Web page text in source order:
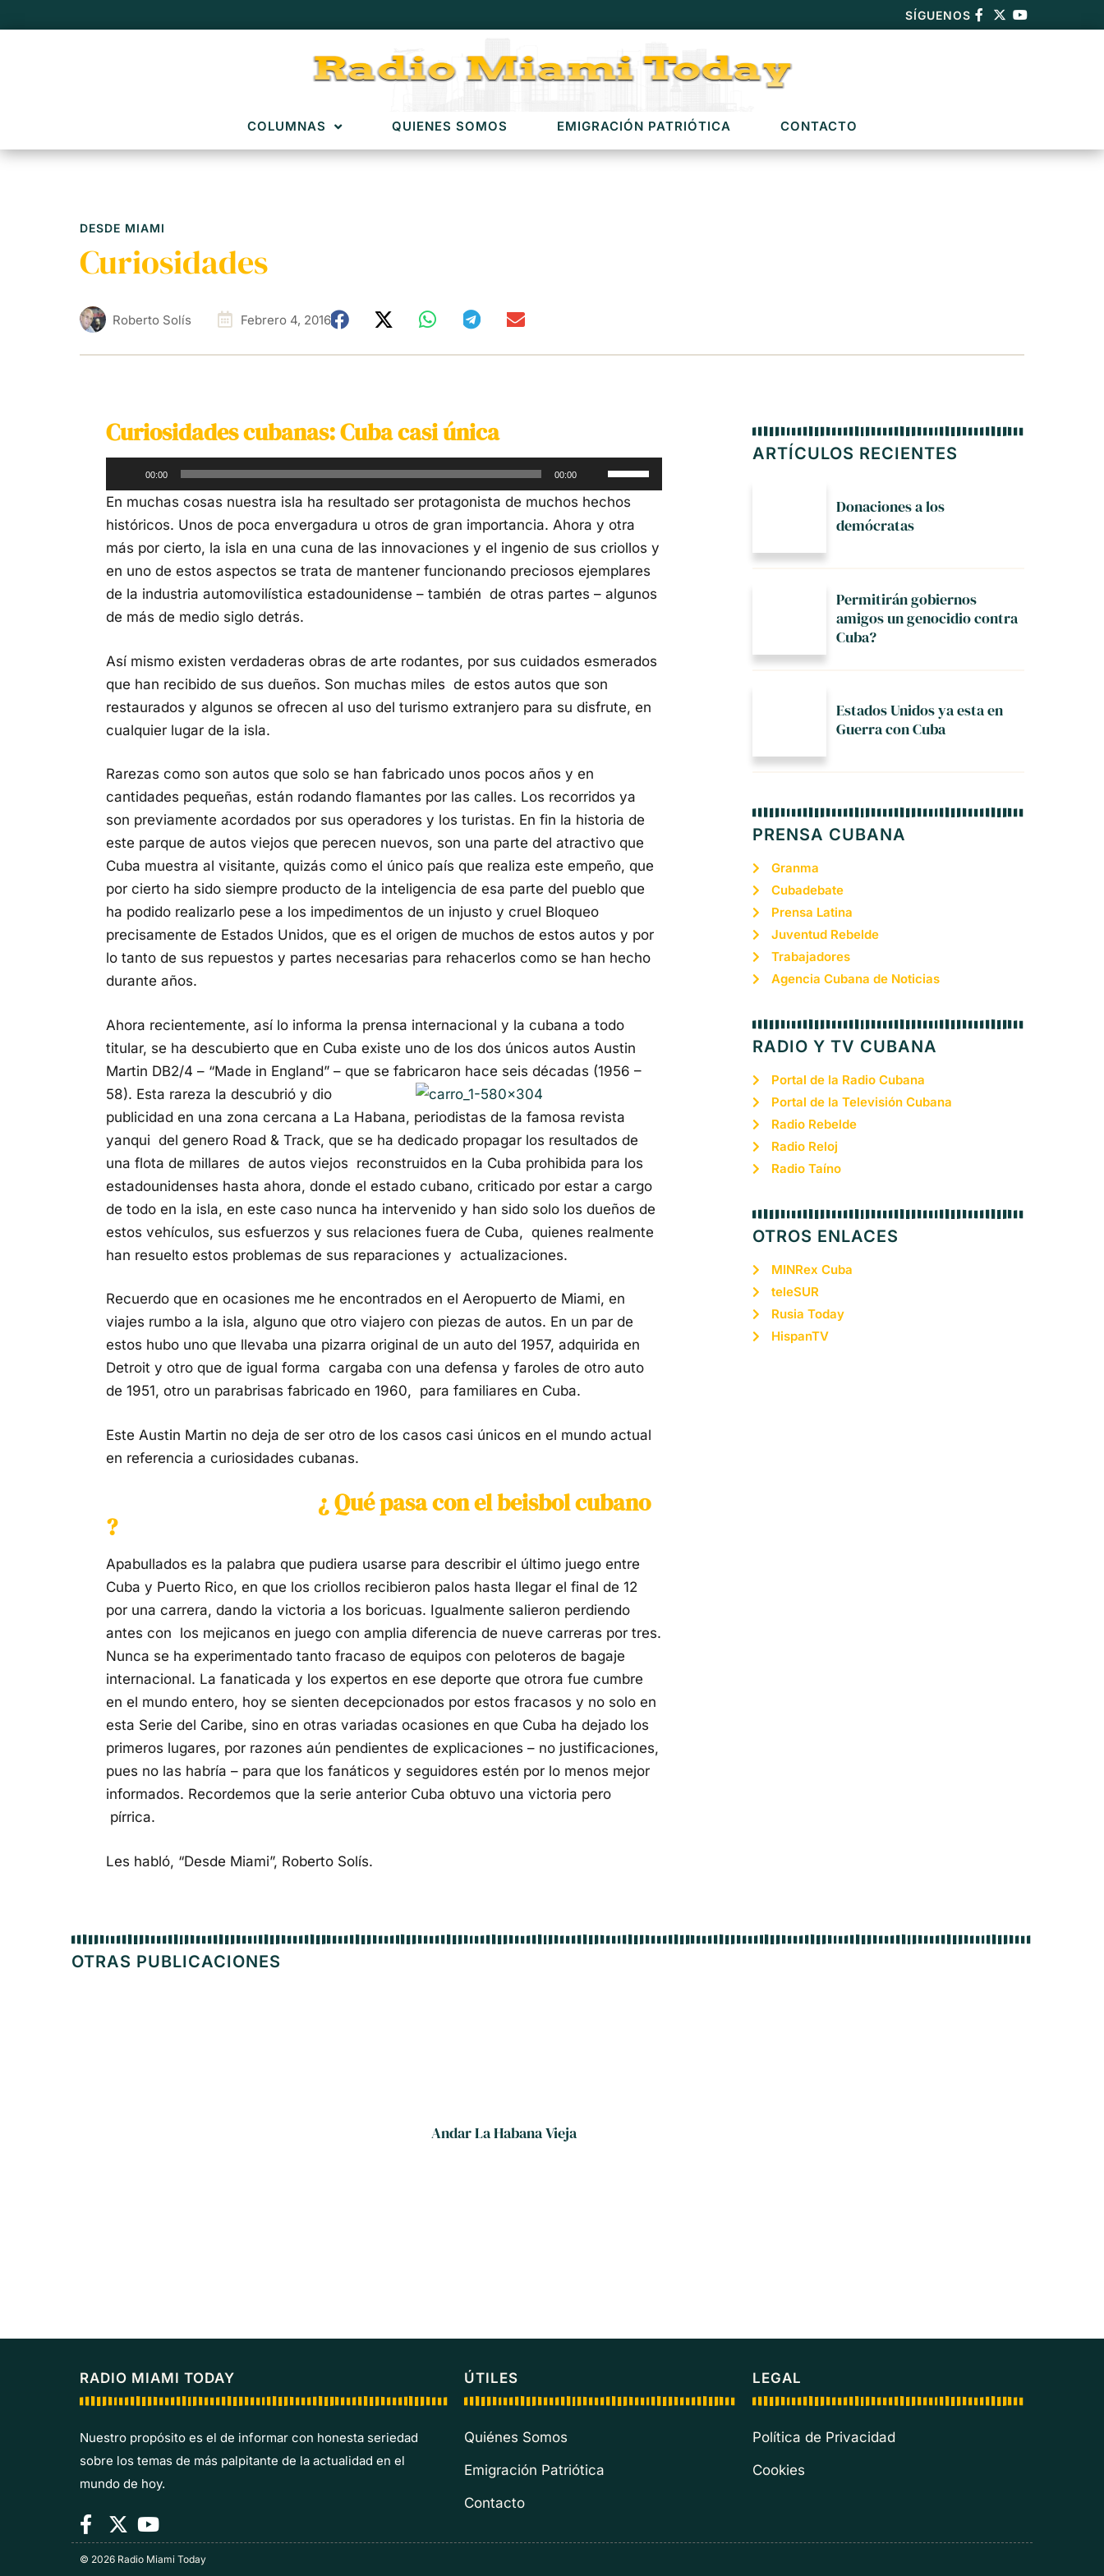
SÍGUENOS
COLUMNAS QUIENES SOMOS EMIGRACIÓN PATRIÓTICA CONTACTO
DESDE MIAMI
Curiosidades
Roberto Solís Febrero 4, 2016
Curiosidades cubanas:Cuba casi única
Reproductor
de
00:00 00:00
Utiliza
las
arriba/abajo
para
volumen.
En muchas cosas nuestra isla ha resultado ser protagonista de muchos hechos
históricos. Unos de poca envergadura u otros de gran importancia. Ahora y otra
más por cierto, la isla en una cuna de las innovaciones y el ingenio de sus criollos y
en uno de estos aspectos se trata de mantener funcionando preciosos ejemplares
de la industria automovilística estadounidense – también de otras partes – algunos
de más de medio siglo detrás.
Así mismo existen verdaderas obras de arte rodantes, por sus cuidados esmerados
que han recibido de sus dueños. Son muchas miles de estos autos que son
restaurados y algunos se ofrecen al uso del turismo extranjero para su disfrute, en
cualquier lugar de la isla.
Rarezas como son autos que solo se han fabricado unos pocos años y en
cantidades pequeñas, están rodando flamantes por las calles. Los recorridos ya
son previamente acordados por sus operadores y los turistas. En fin la historia de
este parque de autos viejos que perecen nuevos, son una parte del atractivo que
Cuba muestra al visitante, quizás como el único país que realiza este empeño, que
por cierto ha sido siempre producto de la inteligencia de esa parte del pueblo que
ha podido realizarlo pese a los impedimentos de un injusto y cruel Bloqueo
precisamente de Estados Unidos, que es el origen de muchos de estos autos y por
lo tanto de sus repuestos y partes necesarias para rehacerlos como se han hecho
durante años.
Ahora recientemente, así lo informa la prensa internacional y la cubana a todo
titular, se ha descubierto que en Cuba existe uno de los dos únicos autos Austin
Martin DB2/4 – “Made in England” – que se fabricaron hace seis décadas (1956 –
58). Esta rareza la descubrió y dio
publicidad en una zona cercana a La Habana, periodistas de la famosa revista
yanqui del genero Road & Track, que se ha dedicado propagar los resultados de
una flota de millares de autos viejos reconstruidos en la Cuba prohibida para los
estadounidenses hasta ahora, donde el estado cubano, criticado por estar a cargo
de todo en la isla, en este caso nunca ha intervenido y han sido solo los dueños de
estos vehículos, sus esfuerzos y sus relaciones fuera de Cuba, quienes realmente
han resuelto estos problemas de sus reparaciones y actualizaciones.
Recuerdo que en ocasiones me he encontrados en el Aeropuerto de Miami, en
viajes rumbo a la isla, alguno que otro viajero con piezas de autos. En un par de
estos hubo uno que llevaba una pizarra original de un auto del 1957, adquirida en
Detroit y otro que de igual forma cargaba con una defensa y faroles de otro auto
de 1951, otro un parabrisas fabricado en 1960, para familiares en Cuba.
Este Austin Martin no deja de ser otro de los casos casi únicos en el mundo actual
en referencia a curiosidades cubanas.
¿ Qué pasa con el beisbol cubano
?
Apabullados es la palabra que pudiera usarse para describir el último juego entre
Cuba y Puerto Rico, en que los criollos recibieron palos hasta llegar el final de 12
por una carrera, dando la victoria a los boricuas. Igualmente salieron perdiendo
antes con los mejicanos en juego con amplia diferencia de nueve carreras por tres.
Nunca se ha experimentado tanto fracaso de equipos con peloteros de bagaje
internacional. La fanaticada y los expertos en ese deporte que otrora fue cumbre
en el mundo entero, hoy se sienten decepcionados por estos fracasos y no solo en
esta Serie del Caribe, sino en otras variadas ocasiones en que Cuba ha dejado los
primeros lugares, por razones aún pendientes de explicaciones – no justificaciones,
pues no las habría – para que los fanáticos y seguidores estén por lo menos mejor
informados. Recordemos que la serie anterior Cuba obtuvo una victoria pero
pírrica.
Les habló, “Desde Miami”, Roberto Solís.
ARTÍCULOS RECIENTES
Donaciones a los
demócratas
Permitirán gobiernos
amigos un genocidio contra
Cuba?
Estados Unidos ya esta en
Guerra con Cuba
PRENSA CUBANA
Granma
Cubadebate
Prensa Latina
Juventud Rebelde
Trabajadores
Agencia Cubana de Noticias
RADIO Y TV CUBANA
Portal de la Radio Cubana
Portal de la Televisión Cubana
Radio Rebelde
Radio Reloj
Radio Taíno
OTROS ENLACES
MINRex Cuba
teleSUR
Rusia Today
HispanTV
OTRAS PUBLICACIONES
Andar La Habana Vieja
RADIO MIAMI TODAY
Nuestro propósito es el de informar con honesta seriedad
sobre los temas de más palpitante de la actualidad en el
mundo de hoy.
ÚTILES
Quiénes Somos
Emigración Patriótica
Contacto
LEGAL
Política de Privacidad
Cookies
© 2026 Radio Miami Today